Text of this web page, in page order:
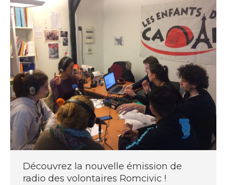
Découvrez la nouvelle émission de
radio des volontaires Romcivic !